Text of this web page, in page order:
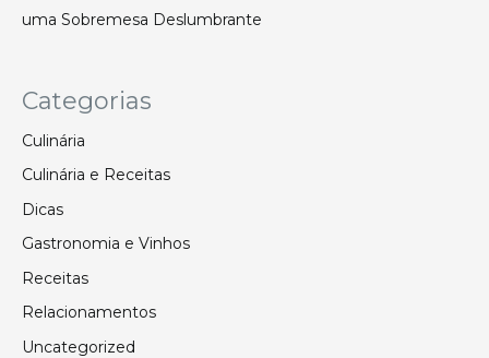
uma Sobremesa Deslumbrante
Categorias
Culinária
Culinária e Receitas
Dicas
Gastronomia e Vinhos
Receitas
Relacionamentos
Uncategorized